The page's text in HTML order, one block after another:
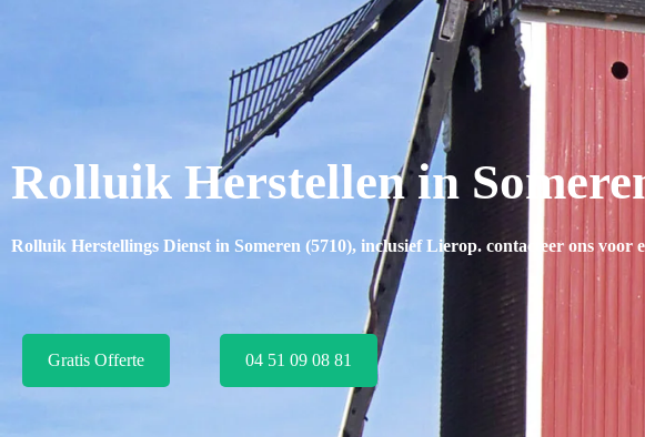
Rolluik Herstellen in
Rolluik Herstellings Dienst in Someren (5710), inclusiefLierop. contacteer ons voor
Gratis Offerte 04 51 09 08 81